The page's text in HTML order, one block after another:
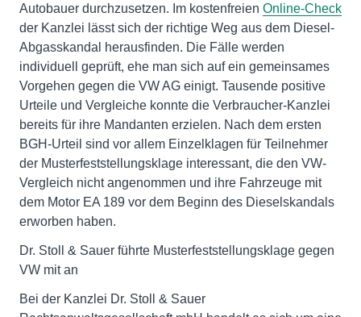
Autobauer durchzusetzen. Im kostenfreien Online-Check
der Kanzlei lässt sich der richtige Weg aus dem Diesel-
Abgasskandal herausfinden. Die Fälle werden
individuell geprüft, ehe man sich auf ein gemeinsames
Vorgehen gegen die VW AG einigt. Tausende positive
Urteile und Vergleiche konnte die Verbraucher-Kanzlei
bereits für ihre Mandanten erzielen. Nach dem ersten
BGH-Urteil sind vor allem Einzelklagen für Teilnehmer
der Musterfeststellungsklage interessant, die den VW-
Vergleich nicht angenommen und ihre Fahrzeuge mit
dem Motor EA 189 vor dem Beginn des Dieselskandals
erworben haben.
Dr. Stoll & Sauer führte Musterfeststellungsklage gegen
VW mit an
Bei der Kanzlei Dr. Stoll & Sauer